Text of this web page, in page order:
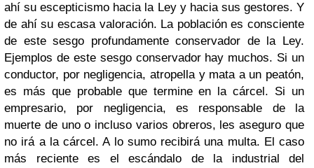
ahí su escepticismo hacia la Ley y hacia sus gestores. Y
de ahí su escasa valoración. La población es consciente
de este sesgo profundamente conservador de la Ley.
Ejemplos de este sesgo conservador hay muchos. Si un
conductor, por negligencia, atropella y mata a un peatón,
es más que probable que termine en la cárcel. Si un
empresario, por negligencia, es responsable de la
muerte de uno o incluso varios obreros, les aseguro que
no irá a la cárcel. A lo sumo recibirá una multa. El caso
más reciente es el escándalo de la industrial del